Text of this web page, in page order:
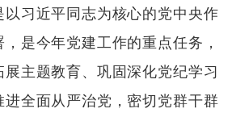
习近平同志为核心的党中央作
是今年党建工作的重点任务，
主题教育、巩固深化党纪学习
全面从严治党，密切党群干群